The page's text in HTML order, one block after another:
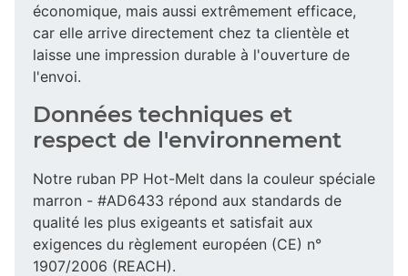
économique, mais aussi extrêmement efficace,
car elle arrive directement chez ta clientèle et
laisse une impression durable à l'ouverture de
l'envoi.
Données techniques et
respect de l'environnement
Notre ruban PP Hot-Melt dans la couleur spéciale
marron - #AD6433 répond aux standards de
qualité les plus exigeants et satisfait aux
exigences du règlement européen (CE) n°
1907/2006 (REACH).